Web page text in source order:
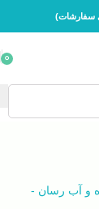
سفارشات)
0
و آب رسان -